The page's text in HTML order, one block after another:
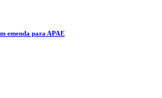
emenda para APAE